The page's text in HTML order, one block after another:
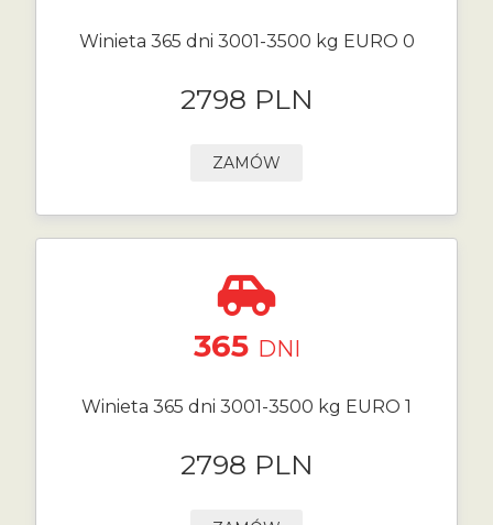
Winieta 365 dni 3001-3500 kg EURO 0
2798 PLN
ZAMÓW
365 DNI
Winieta 365 dni 3001-3500 kg EURO 1
2798 PLN